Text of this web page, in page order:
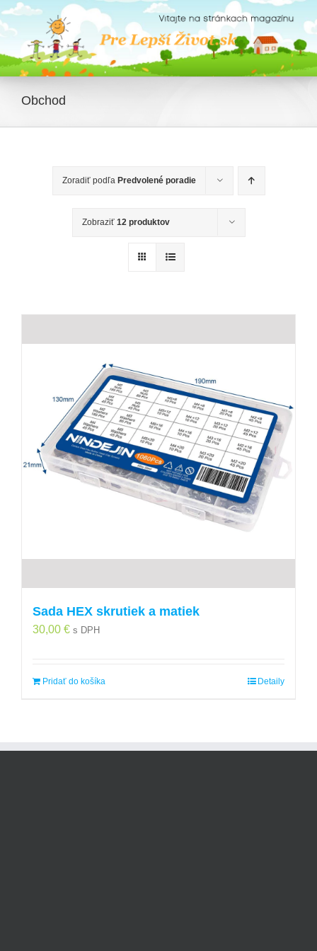
Skip
to
content
Obchod
Zoradiť podľa Predvolené poradie
Zobraziť 12 produktov
Sada HEX skrutiek a matiek
30,00 € s DPH
Pridať do košíka Detaily